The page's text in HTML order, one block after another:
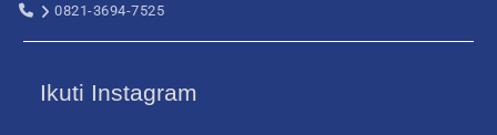
0821-3694-7525
Ikuti Instagram